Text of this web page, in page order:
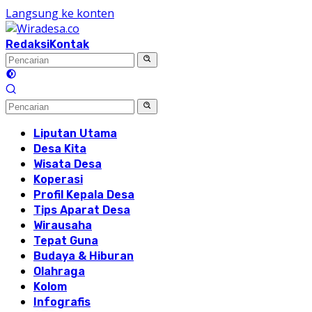
Langsung ke konten
RedaksiKontak
Liputan Utama
Desa Kita
Wisata Desa
Koperasi
Profil Kepala Desa
Tips Aparat Desa
Wirausaha
Tepat Guna
Budaya & Hiburan
Olahraga
Kolom
Infografis